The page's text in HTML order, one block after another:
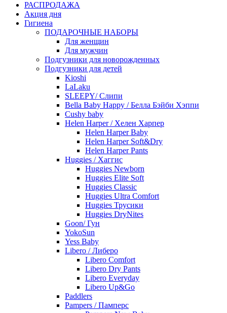
РАСПРОДАЖА
Акция дня
Гигиена
ПОДАРОЧНЫЕ НАБОРЫ
Для женщин
Для мужчин
Подгузники для новорожденных
Подгузники для детей
Kioshi
LaLaku
SLEEPY/ Слипи
Bella Baby Happy / Белла Бэйби Хэппи
Cushy baby
Helen Harper / Хелен Харпер
Helen Harper Baby
Helen Harper Soft&Dry
Helen Harper Pants
Huggies / Хаггис
Huggies Newborn
Huggies Elite Soft
Huggies Classic
Huggies Ultra Comfort
Huggies Трусики
Huggies DryNites
Goon/ Гун
YokoSun
Yess Baby
Libero / Либеро
Libero Comfort
Libero Dry Pants
Libero Everyday
Libero Up&Go
Paddlers
Pampers / Памперс